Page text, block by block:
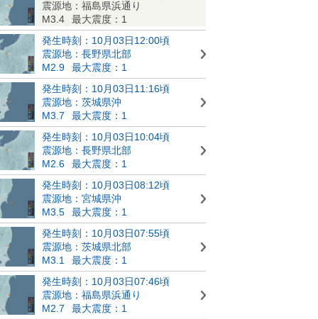
震源地：福島県浜通り
M3.4
最大震度：1
発生時刻：10月03日12:00頃
震源地：長野県北部
M2.9
最大震度：1
発生時刻：10月03日11:16頃
震源地：茨城県沖
M3.7
最大震度：1
発生時刻：10月03日10:04頃
震源地：長野県北部
M2.6
最大震度：1
発生時刻：10月03日08:12頃
震源地：宮城県沖
M3.5
最大震度：1
発生時刻：10月03日07:55頃
震源地：茨城県北部
M3.1
最大震度：1
発生時刻：10月03日07:46頃
震源地：福島県浜通り
M2.7
最大震度：1